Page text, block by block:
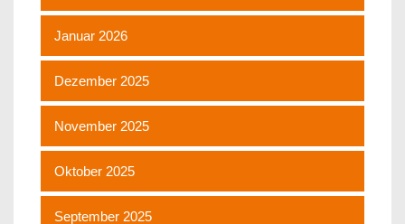
Januar 2026
Dezember 2025
November 2025
Oktober 2025
September 2025